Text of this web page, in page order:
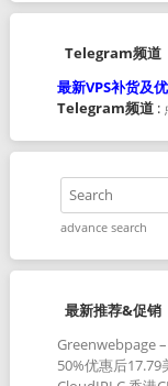
Telegram频道
最新VPS补货及
Telegram频道:
advance search
最新推荐&促销
Greenwebpage
50%优惠后17.79